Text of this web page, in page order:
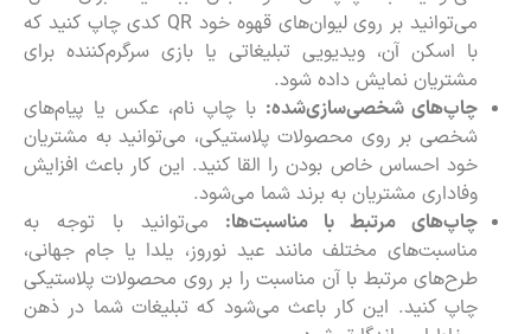
می‌توانید بر روی لیوان‌های قهوه خود QR کدی چاپ کنید که
با اسکن آن، ویدیویی تبلیغاتی یا بازی سرگرم‌کننده برای
مشتریان نمایش داده شود.
چاپ‌های شخصی‌سازی‌شده: با چاپ نام، عکس یا پیام‌های
شخصی بر روی محصولات پلاستیکی، می‌توانید به مشتریان
خود احساس خاص بودن را القا کنید. این کار باعث افزایش
وفاداری مشتریان به برند شما می‌شود.
چاپ‌های مرتبط با مناسبت‌ها: می‌توانید با توجه به
مناسبت‌های مختلف مانند عید نوروز، یلدا یا جام جهانی،
طرح‌های مرتبط با آن مناسبت را بر روی محصولات پلاستیکی
چاپ کنید. این کار باعث می‌شود که تبلیغات شما در ذهن